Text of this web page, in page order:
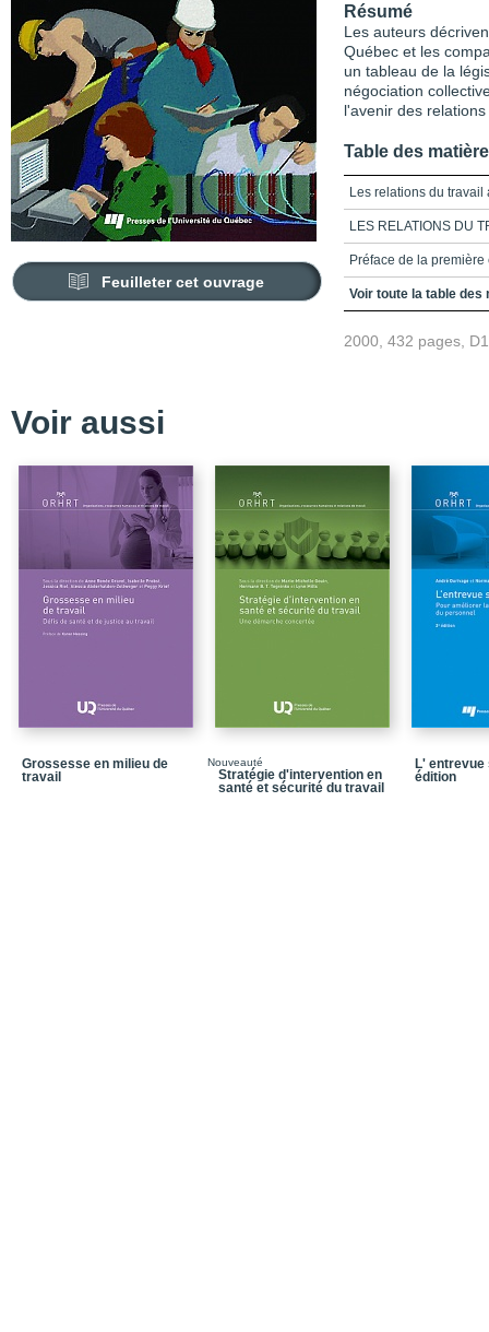
Feuilleter cet ouvrage
Résumé
Les auteurs
Québec et les
un tableau de la
négociation
l'avenir des
Table des
Les relations du
LES RELATIONS DU
Préface de la première
Table des matières
Introduction
Partie 1_Historique
Chapitre 1_De 1820 à
syndicalisme
Chapitre 2_De 1914
patronat et les
Chapitre 3_De 1946
Partie 2_La législation
Chapitre 5_Le cadre
Chapitre 6_Les lois du
Voir toute la table des
2000, 432 pages,
Voir aussi
Grossesse en milieu de
travail
Nouveauté
Stratégie d'intervention en
santé et sécurité du travail
L'
édition